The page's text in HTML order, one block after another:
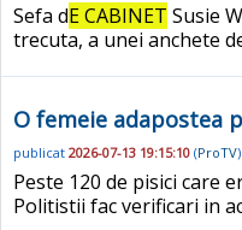
Sefa dE CABINET Susie
trecuta, a unei anchete
O femeie adapostea
publicat 2026-07-13 19:15:10 (ProTV)
Peste 120 de pisici care
Politistii fac verificari in